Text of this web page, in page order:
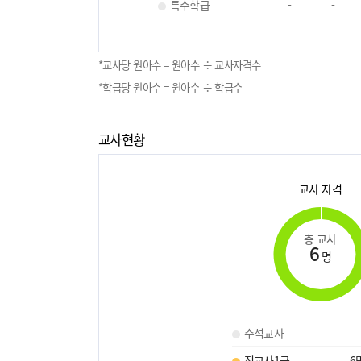
특수학급 - -
*교사당 원아수 = 원아수 ÷ 교사자격수
*학급당 원아수 = 원아수 ÷ 학급수
교사현황
교사 자격
총 교사
6 명
수석교사